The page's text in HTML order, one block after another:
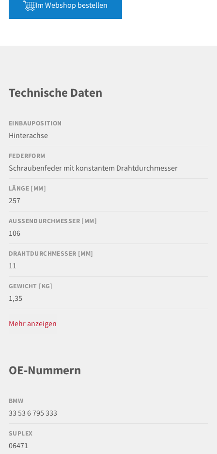
Im Webshop bestellen
Technische Daten
EINBAUPOSITION
Hinterachse
FEDERFORM
Schraubenfeder mit konstantem Drahtdurchmesser
LÄNGE [MM]
257
AUSSENDURCHMESSER [MM]
106
DRAHTDURCHMESSER [MM]
11
GEWICHT [KG]
1,35
Mehr anzeigen
OE-Nummern
BMW
33 53 6 795 333
SUPLEX
06471